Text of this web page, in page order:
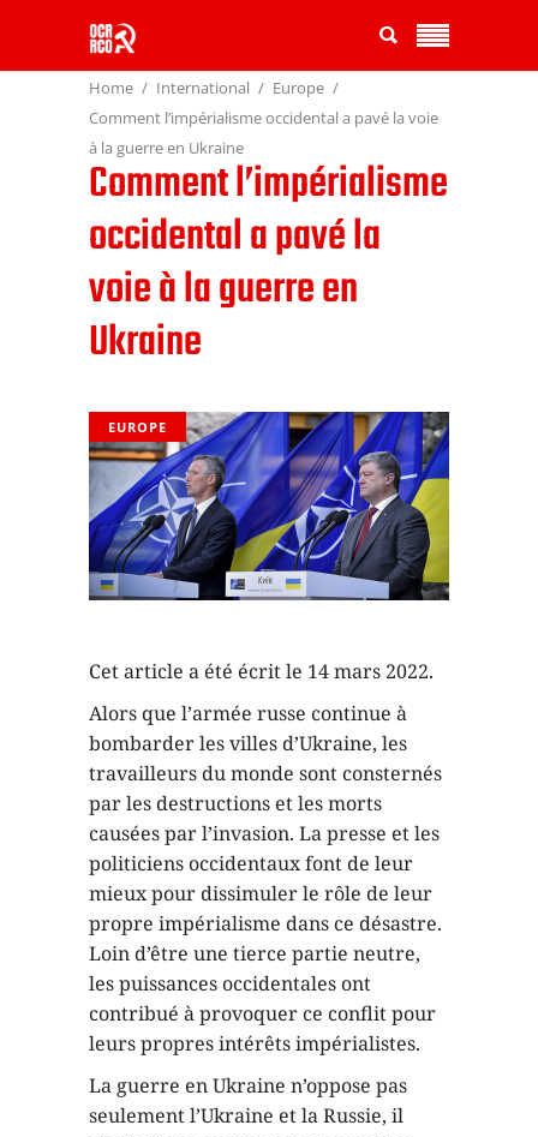
Home International
Europe
Comment l’impérialisme occidental a pavé la voie
à la guerre en Ukraine
Comment l’impérialisme
occidental a pavé la
voie à la guerre en
Ukraine
EUROPE
Cet article a été écrit le 14 mars 2022.
Alors que l’armée russe continue à
bombarder les villes d’Ukraine, les
travailleurs du monde sont consternés
par les destructions et les morts
causées par l’invasion. La presse et les
politiciens occidentaux font de leur
mieux pour dissimuler le rôle de leur
propre impérialisme dans ce désastre.
Loin d’être une tierce partie neutre,
les puissances occidentales ont
contribué à provoquer ce conflit pour
leurs propres intérêts impérialistes.
La guerre en Ukraine n’oppose pas
seulement l’Ukraine et la Russie, il